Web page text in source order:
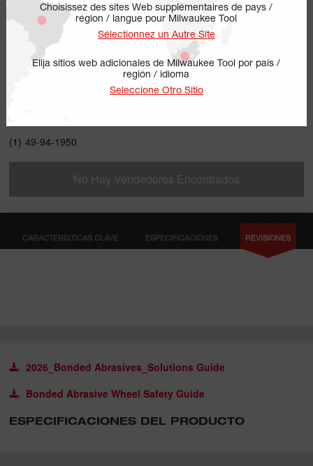
Choisissez des sites Web supplémentaires de pays /
région / langue pour Milwaukee Tool
Sélectionnez un Autre Site
Elija sitios web adicionales de Milwaukee Tool por país /
región / idioma
Seleccione Otro Sitio
(1) 49-94-1950
No Hay Vendedores Encontrados
CARACTERÍSTICAS CLAVE ESPECIFICACIONES REVISIONES
2026_Bonded Abrasives_Solutions Guide
Bonded Abrasive Wheel Safety Guide
ESPECIFICACIONES DEL PRODUCTO